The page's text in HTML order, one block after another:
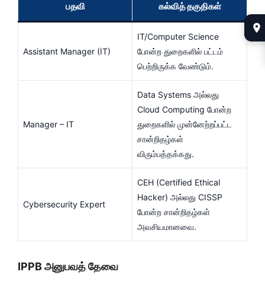
பதவி கல்வித் தகுதிகள்
Assistant Manager (IT)
IT/Computer Science
போன்ற துறைகளில் பட்டம்
பெற்றிருக்க வேண்டும்.
Manager – IT
Data Systems அல்லது
Cloud Computing போன்ற
துறைகளில் முன்னேற்றப்பட்ட
சான்றிதழ்கள்
விரும்பத்தக்கது.
Cybersecurity Expert
CEH (Certified Ethical
Hacker) அல்லது CISSP
போன்ற சான்றிதழ்கள்
அவசியமானவை.
IPPB அனுபவத் தேவை